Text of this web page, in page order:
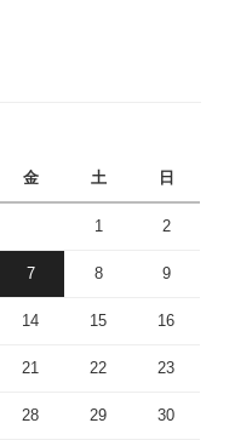
金 土 日
1 2
7 8 9
14 15 16
21 22 23
28 29 30